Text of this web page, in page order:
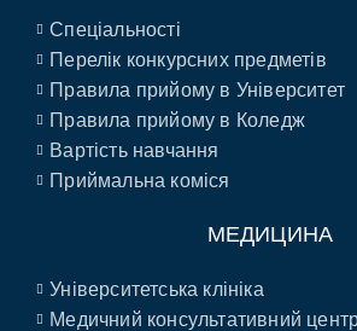
Спеціальності
Перелік конкурсних предметів
Правила прийому в Університет
Правила прийому в Коледж
Вартість навчання
Приймальна коміся
МЕДИЦИНА
Університетська клініка
Медичний консультативний